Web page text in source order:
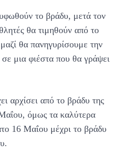
το βράδυ, μετά τον
θα τιμηθούν από το
θα πανηγυρίσουμε την
μια φιέστα που θα γράψει
αρχίσει από το βράδυ της
όμως τα καλύτερα
16 Μαΐου μέχρι το βράδυ